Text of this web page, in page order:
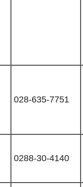
028-635-7751
0288-30-4140